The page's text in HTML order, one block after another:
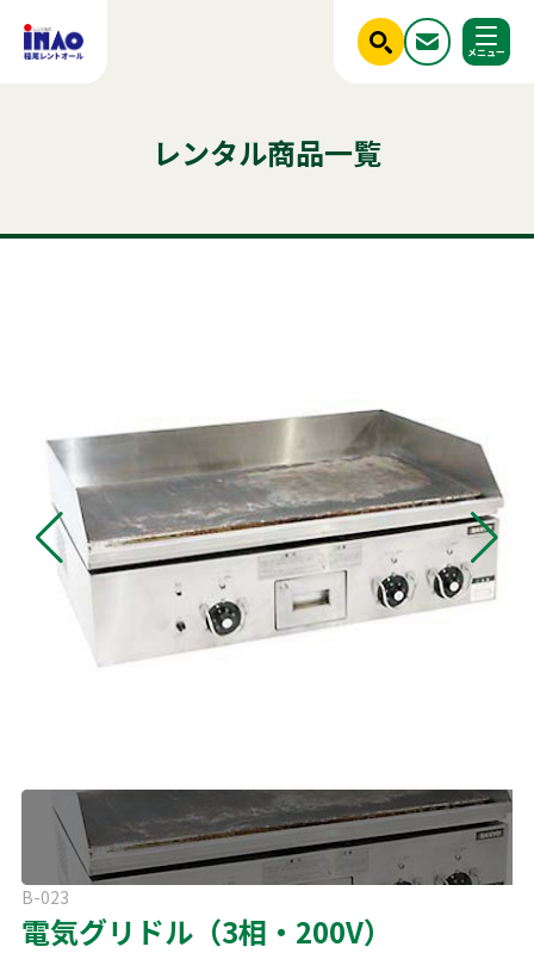
ご利用シーンから探す
はじめての方へ
実績紹介
見積依頼フォーム
お問い合わせ
よくある質問
プライバシーポリシー
092-589-0170
受付時間: 8:30〜17:00（平日）
※最終受付16:30まで
甘木店 0946-24-7622
※最終受付16:30まで
閉じる
テントテーブル発電機クーラー椅子ベンチフライヤー
照明機器
屋外イベント用品 事務用品
展示会用品 神事・セレモニー用品
模擬店用品
その他
レンタル商品一覧
電気グリドル（3相・200V）
B-023